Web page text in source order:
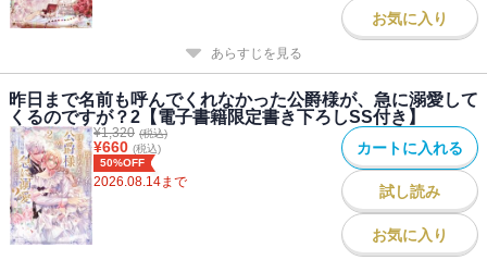
――――――――――――――――
ついに二巻が出ました・・・！（涙）
Webで力尽きた部分をがっつり改稿させて頂きました。
そして今回もイラストが素敵すぎます・・・（感涙）
whimhalooo先生の描く二人の空気感が大好きです！
皆様と共に作り上げた渾身の一冊、
お気に入り
あらすじを見る
昨日まで名前も呼んでくれなかった公爵様が、急に溺愛して
くるのですが？2【電子書籍限定書き下ろしSS付き】
¥1,320 (税込)
¥660 (税込)
50%OFF
2026.08.14まで
カートに入れる
試し読み
お気に入り